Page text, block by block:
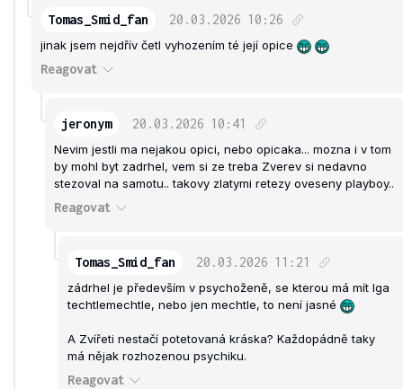
Tomas_Smid_fan 20.03.2026 10:26
jinak jsem nejdřív četl vyhozením té její opice
Reagovat
jeronym 20.03.2026 10:41
Nevim jestli ma nejakou opici, nebo opicaka... mozna i v tom
by mohl byt zadrhel, vem si ze treba Zverev si nedavno
stezoval na samotu.. takovy zlatymi retezy oveseny playboy..
Reagovat
Tomas_Smid_fan 20.03.2026 11:21
zádrhel je především v psychoženě, se kterou má mít Iga
techtlemechtle, nebo jen mechtle, to není jasné
A Zvířeti nestačí potetovaná kráska? Každopádně taky
má nějak rozhozenou psychiku.
Reagovat